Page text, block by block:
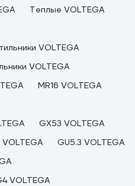
Теплые VOLTEGA
VOLTEGA
VOLTEGA
MR16 VOLTEGA
GX53 VOLTEGA
VOLTEGA
GU5.3 VOLTEGA
VOLTEGA